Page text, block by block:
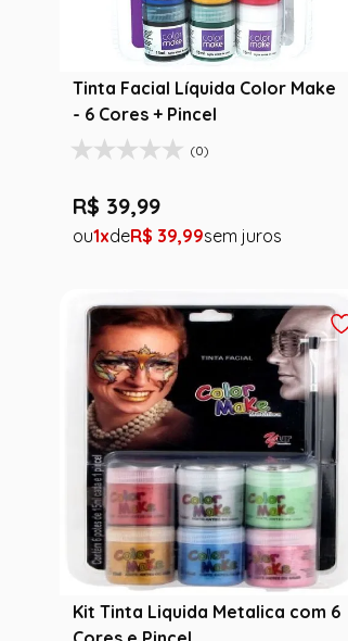
Tinta Facial Líquida Color Make
- 6 Cores + Pincel
(0)
R$ 39,99
1 R$ 39,99
Kit Tinta Liquida Metalica com 6